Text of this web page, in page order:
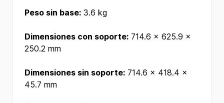
Peso sin base: 3.6 kg
Dimensiones con soporte: 714.6 x 625.9 x
250.2 mm
Dimensiones sin soporte: 714.6 x 418.4 x
45.7 mm